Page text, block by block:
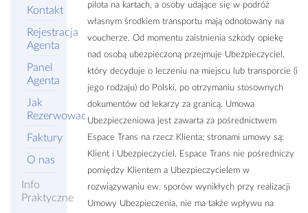
Kontakt
Rejestracja
Agenta
Panel
Agenta
Jak
Rezerwowac
Faktury
O nas
Info
Praktyczne
pilota na kartach, a osoby udające się w podróż
własnym środkiem transportu mają odnotowany na
voucherze. Od momentu zaistnienia szkody opiekę
nad osobą ubezpieczoną przejmuje Ubezpieczyciel,
który decyduje o leczeniu na miejscu lub transporcie (i
jego rodzaju) do Polski, po otrzymaniu stosownych
dokumentów od lekarzy za granicą. Umowa
Ubezpieczeniowa jest zawarta za pośrednictwem
Espace Trans na rzecz Klienta; stronami umowy są:
Klient i Ubezpieczyciel. Espace Trans nie pośredniczy
pomiędzy Klientem a Ubezpieczycielem w
rozwiązywaniu ew. sporów wynikłych przy realizacji
Umowy Ubezpieczenia, nie ma także wpływu na